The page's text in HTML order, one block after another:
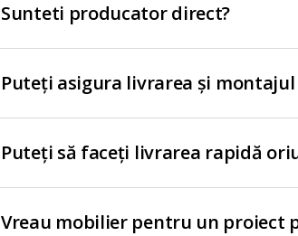
Sunteti producator direct?
Puteți asigura livrarea și
Puteți să faceți livrarea rapidă
Vreau mobilier pentru un proiect